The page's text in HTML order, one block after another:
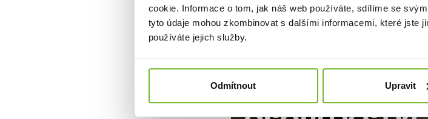
cookie. Informace o tom, jak náš web používáte, sdílíme se
tyto údaje mohou zkombinovat s dalšími informacemi, které jste
používáte jejich služby.
Odmítnout Upravit
Odolnost proti živlům:vysoká ochrana